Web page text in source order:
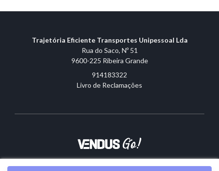
Trajetória Eficiente Transportes Unipessoal Lda
Rua do Saco, Nº 51
9600-225 Ribeira Grande
914183322
Livro de Reclamações
Sobre o Vendus|Contactos